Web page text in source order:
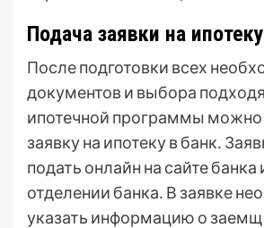
Подача заявки на ипотеку
После подготовки всех
документов и выбора
ипотечной программы можно
заявку на ипотеку в банк․
подать онлайн на сайте банка
отделении банка․ В заявке
указать информацию о